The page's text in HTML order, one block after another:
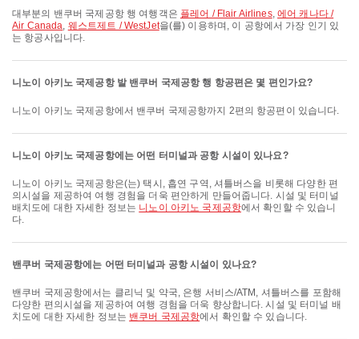
대부분의 밴쿠버 국제공항 행 여행객은 플레어 / Flair Airlines,에어 캐나다 /
Air Canada, 웨스트제트 / WestJet을(를) 이용하며, 이 공항에서 가장 인기 있
는 항공사입니다.
니노이 아키노 국제공항 발 밴쿠버 국제공항 행 항공편은 몇 편인가요?
니노이 아키노 국제공항에서 밴쿠버 국제공항까지 2편의 항공편이 있습니다.
니노이 아키노 국제공항에는 어떤 터미널과 공항 시설이 있나요?
니노이 아키노 국제공항은(는) 택시, 흡연 구역, 셔틀버스을 비롯해 다양한 편
의시설을 제공하여 여행 경험을 더욱 편안하게 만들어줍니다. 시설 및 터미널
배치도에 대한 자세한 정보는 니노이 아키노 국제공항에서 확인할 수 있습니
다.
밴쿠버 국제공항에는 어떤 터미널과 공항 시설이 있나요?
밴쿠버 국제공항에서는 클리닉 및 약국, 은행 서비스/ATM, 셔틀버스를 포함해
다양한 편의시설을 제공하여 여행 경험을 더욱 향상합니다. 시설 및 터미널 배
치도에 대한 자세한 정보는 밴쿠버 국제공항에서 확인할 수 있습니다.